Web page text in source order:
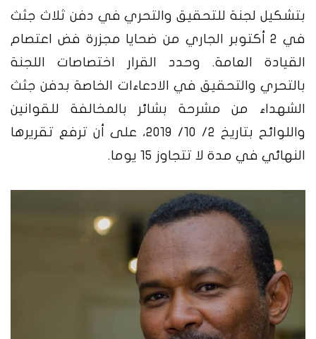
بتشكيل لجنة للتحقيق والتحري في دفن ثلاث جثث
في 2 أكتوبر الجاري من ضحايا مجزرة فض اعتصام
القيادة العامة. وحدد القرار اختصاصات اللجنة
بالتحري والتحقيق في الادعاءات الخاصة بدفن جثث
الشهداء من مشرحة بشائر بالمخالفة للقوانين
واللوائح بتاريخ 2/ 10/ 2019، على أن ترفع تقريرها
النهائي في مدة لا تتجاوز 15 يوما.